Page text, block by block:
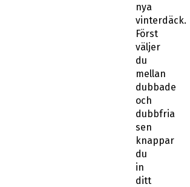
nya
vinterdäck.
Först
väljer
du
mellan
dubbade
och
dubbfria
sen
knappar
du
in
ditt